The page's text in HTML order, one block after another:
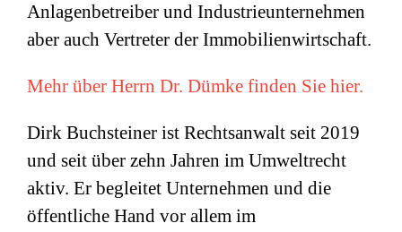
Anlagenbetreiber und Industrieunternehmen
aber auch Vertreter der Immobilienwirtschaft.
Mehr über Herrn Dr. Dümke finden Sie hier.
Dirk Buchsteiner ist Rechtsanwalt seit 2019
und seit über zehn Jahren im Umweltrecht
aktiv. Er begleitet Unternehmen und die
öffentliche Hand vor allem im